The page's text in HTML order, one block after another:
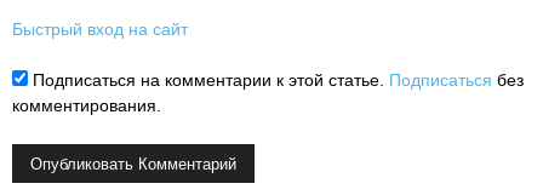
Быстрый вход на сайт
Подписаться на комментарии к этой статье. Подписаться без
комментирования.